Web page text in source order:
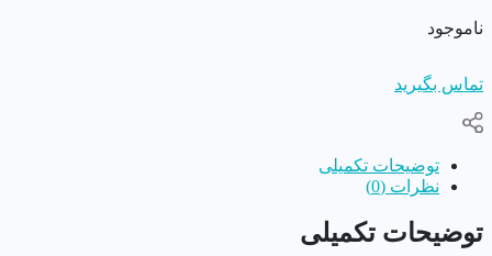
ناموجود
تماس بگیرید
توضیحات تکمیلی
نظرات (0)
توضیحات تکمیلی